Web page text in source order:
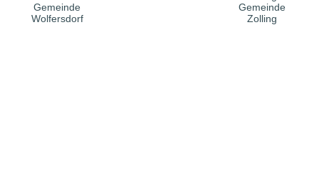
Gemeinde
Wolfersdorf
Gemeinde
Zolling